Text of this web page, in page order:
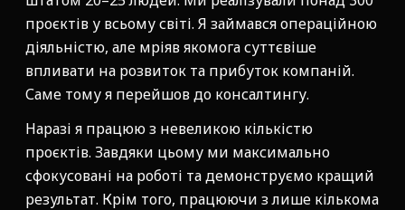
проєктів у всьому світі. Я займався операційною
діяльністю, але мріяв якомога суттєвіше
впливати на розвиток та прибуток компаній.
Саме тому я перейшов до консалтингу.
Наразі я працюю з невеликою кількістю
проєктів. Завдяки цьому ми максимально
сфокусовані на роботі та демонструємо кращий
результат. Крім того, працюючи з лише кількома